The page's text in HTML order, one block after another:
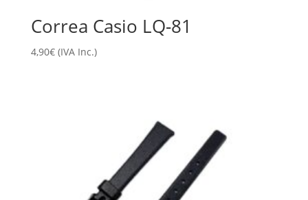
Correa Casio LQ-81
4,90€ (IVA Inc.)